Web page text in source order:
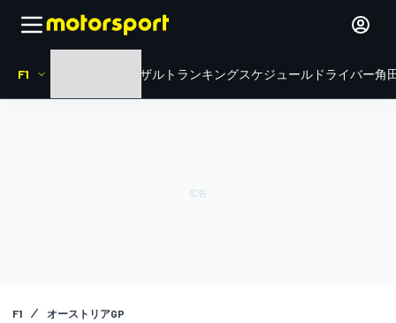
F1 リザルト ランキングスケジュール ドライバー角
F1 オーストリアGP